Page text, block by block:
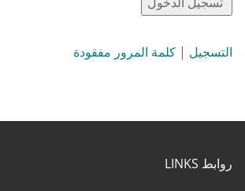
التسجيل | كلمة المرور مفقودة
روابط LINKS